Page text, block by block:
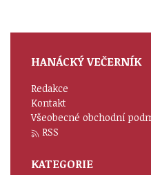
HANÁCKÝ VEČERNÍK
Redakce
Kontakt
Všeobecné obchodní
RSS
KATEGORIE